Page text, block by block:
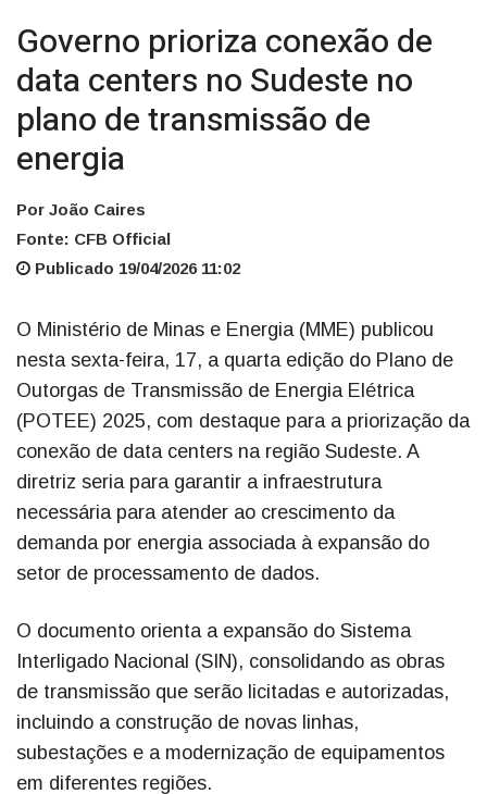
Governo prioriza conexão de
data centers no Sudeste no
plano de transmissão de
energia
Por João Caires
Fonte: CFB Official
Publicado 19/04/2026 11:02
O Ministério de Minas e Energia (MME) publicou
nesta sexta-feira, 17, a quarta edição do Plano de
Outorgas de Transmissão de Energia Elétrica
(POTEE) 2025, com destaque para a priorização da
conexão de data centers na região Sudeste. A
diretriz seria para garantir a infraestrutura
necessária para atender ao crescimento da
demanda por energia associada à expansão do
setor de processamento de dados.
O documento orienta a expansão do Sistema
Interligado Nacional (SIN), consolidando as obras
de transmissão que serão licitadas e autorizadas,
incluindo a construção de novas linhas,
subestações e a modernização de equipamentos
em diferentes regiões.